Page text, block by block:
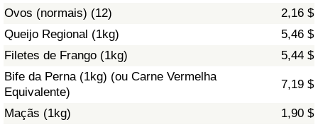
Ovos (normais) (12)
2,16 $
Queijo Regional (1kg)
5,46 $
Filetes de Frango (1kg)
5,44 $
Bife da Perna (1kg) (ou Carne Vermelha
Equivalente)
7,19 $
Maçãs (1kg)
1,90 $
Indicador de Saúde
Indicador de Saúde por País
Poluição